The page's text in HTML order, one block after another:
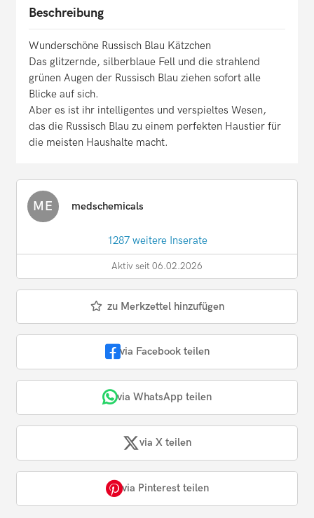
Beschreibung
Wunderschöne Russisch Blau Kätzchen
Das glitzernde, silberblaue Fell und die strahlend
grünen Augen der Russisch Blau ziehen sofort alle
Blicke auf sich.
Aber es ist ihr intelligentes und verspieltes Wesen,
das die Russisch Blau zu einem perfekten Haustier für
die meisten Haushalte macht.
ME medschemicals
1287 weitere Inserate
Aktiv seit 06.02.2026
zu Merkzettel hinzufügen
via Facebook teilen
via WhatsApp teilen
via X teilen
via Pinterest teilen